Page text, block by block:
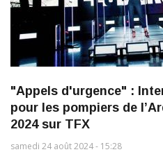
"Appels d'urgence" :
pour les pompiers de
2024 sur TFX
samedi 24 août 2024 - 15:28